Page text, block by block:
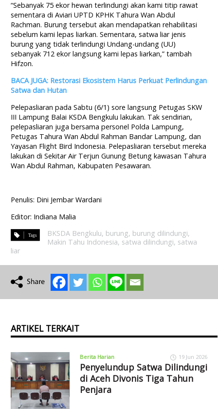
“Sebanyak 75 ekor hewan terlindungi akan kami titip rawat
sementara di Aviari UPTD KPHK Tahura Wan Abdul
Rachman. Burung tersebut akan mendapatkan rehabilitasi
sebelum kami lepas liarkan. Sementara, satwa liar jenis
burung yang tidak terlindungi Undang-undang (UU)
sebanyak 712 ekor langsung kami lepas liarkan,” tambah
Hifzon.
BACA JUGA: Restorasi Ekosistem Harus Perkuat Perlindungan
Satwa dan Hutan
Pelepasliaran pada Sabtu (6/1) sore langsung Petugas SKW
III Lampung Balai KSDA Bengkulu lakukan. Tak sendirian,
pelepasliaran juga bersama personel Polda Lampung,
Petugas Tahura Wan Abdul Rahman Bandar Lampung, dan
Yayasan Flight Bird Indonesia. Pelepasliaran tersebut mereka
lakukan di Sekitar Air Terjun Gunung Betung kawasan Tahura
Wan Abdul Rahman, Kabupaten Pesawaran.
Penulis: Dini Jembar Wardani
Editor: Indiana Malia
BKSDA Bengkulu, burung, burung dilindungi,
Makin Tahu Indonesia, satwa dilindungi, satwa
liar
ARTIKEL TERKAIT
Berita Harian 19 Jun 2026
Penyelundup Satwa Dilindungi
di Aceh Divonis Tiga Tahun
Penjara